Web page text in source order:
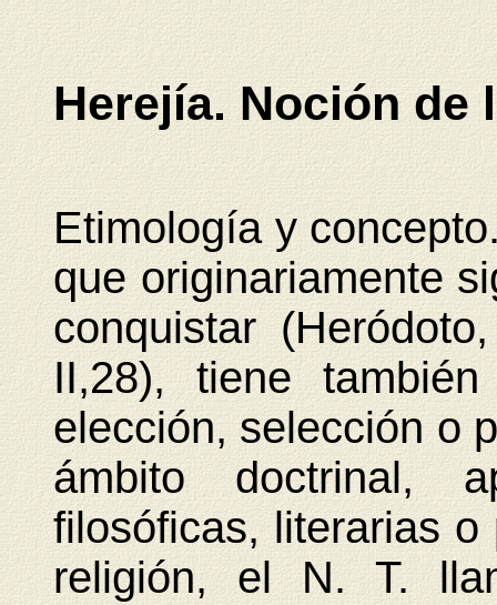
Herejía. Noción de
Etimología y
que originariamente
conquistar
II,28), tiene
elección, selección o
ámbito doctrinal,
filosóficas, literarias
religión, el N. T.